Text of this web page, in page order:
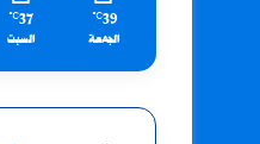
39
℃
الجمعة
37
℃
السبت